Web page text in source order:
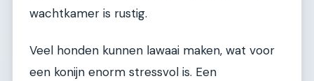
wachtkamer is rustig.
Veel honden kunnen lawaai maken, wat voor
een konijn enorm stressvol is. Een